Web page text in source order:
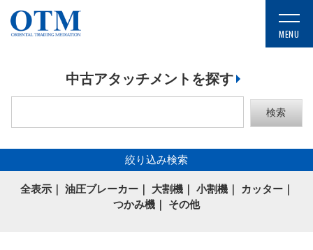
中古アタッチメントを探す
絞り込み検索
全表示｜ 油圧ブレーカー｜ 大割機｜ 小割機｜ カッター｜
つかみ機
その他